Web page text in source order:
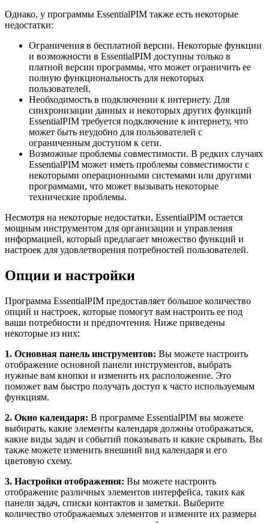
Однако, у программы EssentialPIM также есть некоторые
недостатки:
Ограничения в бесплатной версии. Некоторые функции
и возможности в EssentialPIM доступны только в
платной версии программы, что может ограничить ее
полную функциональность для некоторых
пользователей.
Необходимость в подключении к интернету. Для
синхронизации данных и некоторых других функций
EssentialPIM требуется подключение к интернету, что
может быть неудобно для пользователей с
ограниченным доступом к сети.
Возможные проблемы совместимости. В редких случаях
EssentialPIM может иметь проблемы совместимости с
некоторыми операционными системами или другими
программами, что может вызывать некоторые
технические проблемы.
Несмотря на некоторые недостатки, EssentialPIM остается
мощным инструментом для организации и управления
информацией, который предлагает множество функций и
настроек для удовлетворения потребностей пользователей.
Опции и настройки
Программа EssentialPIM предоставляет большое количество
опций и настроек, которые помогут вам настроить ее под
ваши потребности и предпочтения. Ниже приведены
некоторые из них:
1. Основная панель инструментов: Вы можете настроить
отображение основной панели инструментов, выбрать
нужные вам кнопки и изменить их расположение. Это
поможет вам быстро получать доступ к часто используемым
функциям.
2. Окно календаря: В программе EssentialPIM вы можете
выбирать, какие элементы календаря должны отображаться,
какие виды задач и событий показывать и какие скрывать. Вы
также можете изменить внешний вид календаря и его
цветовую схему.
3. Настройки отображения: Вы можете настроить
отображение различных элементов интерфейса, таких как
панели задач, списки контактов и заметки. Выберите
количество отображаемых элементов и измените их размеры